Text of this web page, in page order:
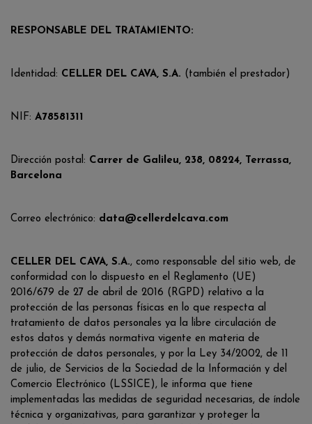
RESPONSABLE DEL TRATAMIENTO:
Identidad: CELLER DEL CAVA, S.A. (también el prestador)
NIF: A78581311
Dirección postal: Carrer de Galileu, 238, 08224, Terrassa,
Barcelona
Correo electrónico: data@cellerdelcava.com
CELLER DEL CAVA, S.A., como responsable del sitio web, de
conformidad con lo dispuesto en el Reglamento (UE)
2016/679 de 27 de abril de 2016 (RGPD) relativo a la
protección de las personas físicas en lo que respecta al
tratamiento de datos personales ya la libre circulación de
estos datos y demás normativa vigente en materia de
protección de datos personales, y por la Ley 34/2002, de 11
de julio, de Servicios de la Sociedad de la Información y del
Comercio Electrónico (LSSICE), le informa que tiene
implementadas las medidas de seguridad necesarias, de índole
técnica y organizativas, para garantizar y proteger la